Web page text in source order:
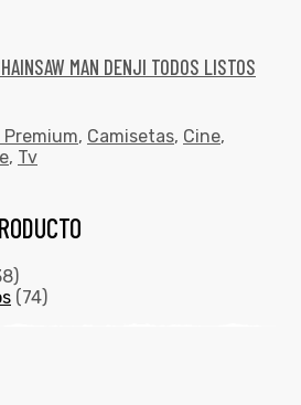
MAN DENJI TODOS LISTOS
, Camisetas, Cine,
, Tv
(74)